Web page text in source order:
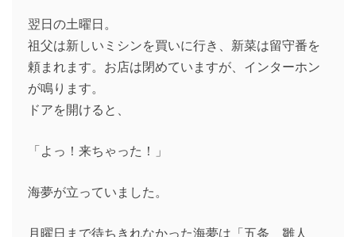
翌日の土曜日。
祖父は新しいミシンを買いに行き、新菜は留守番を
頼まれます。お店は閉めていますが、インターホン
が鳴ります。
ドアを開けると、
「よっ！来ちゃった！」
海夢が立っていました。
月曜日まで待ちきれなかった海夢は「五条 雛人